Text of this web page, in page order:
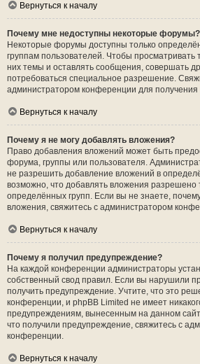
Вернуться к началу
Почему мне недоступны некоторые форумы?
Некоторые форумы доступны только
группам пользователей. Чтобы просматривать
них темы и оставлять сообщения, совершать
потребоваться специальное разрешение.
администратором конференции для получения
Вернуться к началу
Почему я не могу добавлять вложения?
Право добавления вложений может быть
форума, группы или пользователя.
не разрешить добавление вложений в
возможно, что добавлять вложения разрешено
определённых групп. Если вы не знаете,
вложения, свяжитесь с администратором
Вернуться к началу
Почему я получил предупреждение?
На каждой конференции администраторы
собственный свод правил. Если вы нарушили
получить предупреждение. Учтите, что это
конференции, и phpBB Limited не имеет
предупреждениям, вынесенным на данном
что получили предупреждение, свяжитесь с
конференции.
Вернуться к началу